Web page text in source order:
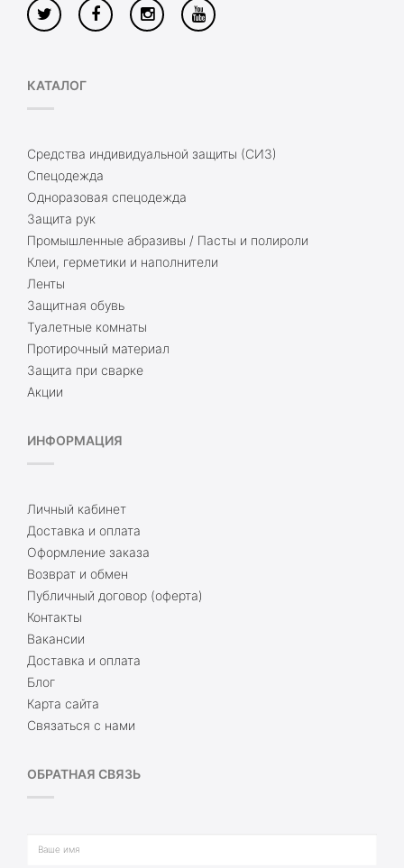
КАТАЛОГ
Средства индивидуальной защиты (СИЗ)
Спецодежда
Одноразовая спецодежда
Защита рук
Промышленные абразивы / Пасты и полироли
Клеи, герметики и наполнители
Ленты
Защитная обувь
Туалетные комнаты
Протирочный материал
Защита при сварке
Акции
ИНФОРМАЦИЯ
Личный кабинет
Доставка и оплата
Оформление заказа
Возврат и обмен
Публичный договор (оферта)
Контакты
Вакансии
Доставка и оплата
Блог
Карта сайта
Связаться с нами
ОБРАТНАЯ СВЯЗЬ